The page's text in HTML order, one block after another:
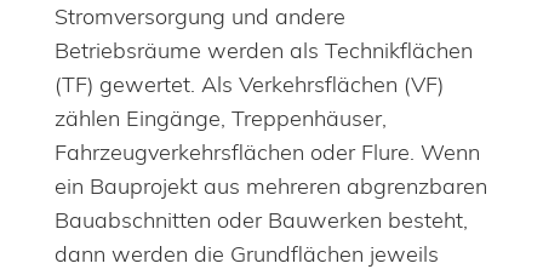
Stromversorgung und andere
Betriebsräume werden als Technikflächen
(TF) gewertet. Als Verkehrsflächen (VF)
zählen Eingänge, Treppenhäuser,
Fahrzeugverkehrsflächen oder Flure. Wenn
ein Bauprojekt aus mehreren abgrenzbaren
Bauabschnitten oder Bauwerken besteht,
dann werden die Grundflächen jeweils